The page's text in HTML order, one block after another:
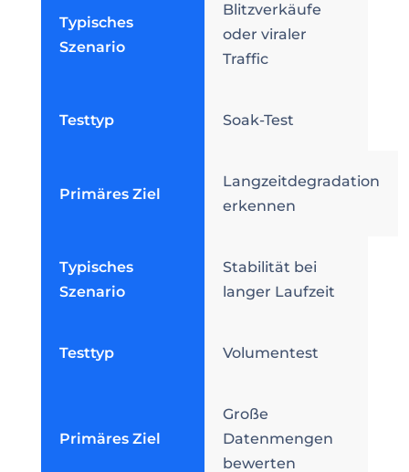
Typisches
Szenario
Blitzverkäufe
oder viraler
Traffic
Testtyp Soak-Test
Primäres Ziel
Langzeitdegradation
erkennen
Typisches
Szenario
Stabilität bei
langer Laufzeit
Testtyp Volumentest
Primäres Ziel
Große
Datenmengen
bewerten